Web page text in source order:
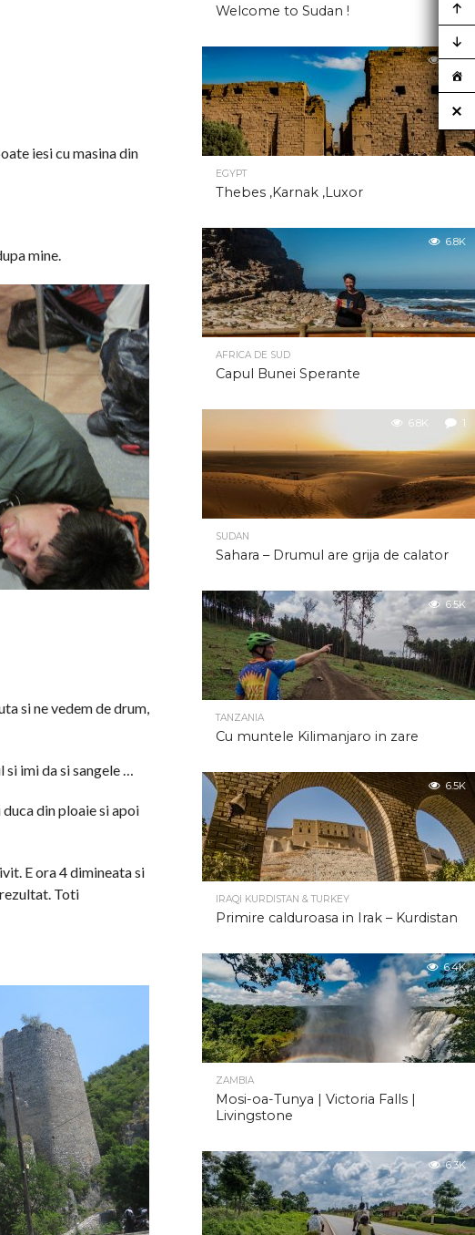
iesi cu masina din
mine.
si ne vedem de drum,
imi da si sangele …
din ploaie si apoi
E ora 4 dimineata si
Toti
Welcome to Sudan !
6.8K
EGYPT
Thebes ,Karnak ,Luxor
6.8K
AFRICA DE SUD
Capul Bunei Sperante
6.8K 1
SUDAN
Sahara – Drumul are grija de calator
6.5K
TANZANIA
Cu muntele Kilimanjaro in zare
6.5K
IRAQI KURDISTAN & TURKEY
Primire calduroasa in Irak – Kurdistan
6.4K
ZAMBIA
Mosi-oa-Tunya | Victoria Falls |
Livingstone
6.3K